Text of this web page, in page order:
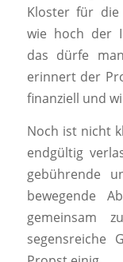
Kloster für die
wie hoch der
das dürfe
erinnert der
finanziell und
Noch ist nicht
endgültig
gebührende
bewegende
gemeinsam
segensreiche